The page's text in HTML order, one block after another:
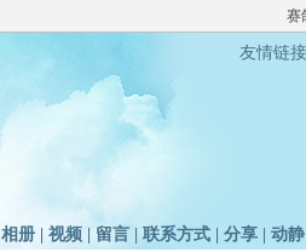
赛
友情链接
相册 视频 留言 联系方式 分享 动静